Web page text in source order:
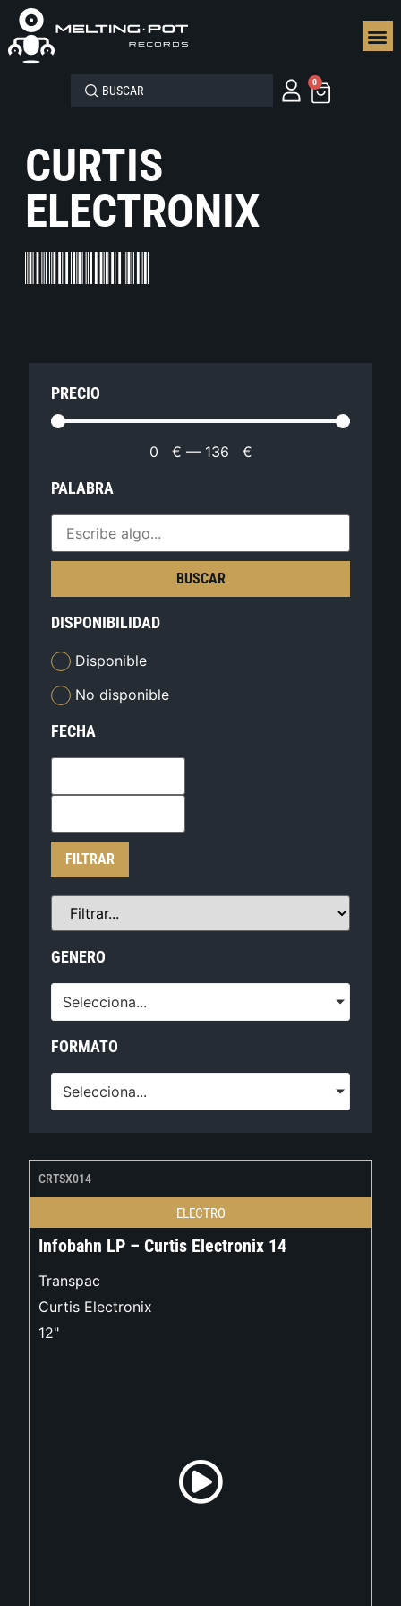
0
CURTIS
ELECTRONIX
PRECIO
0 € — 136 €
PALABRA
BUSCAR
DISPONIBILIDAD
Disponible
No disponible
FECHA
FILTRAR
GENERO
Selecciona...
FORMATO
Selecciona...
CRTSX014
ELECTRO
Infobahn LP – Curtis Electronix 14
Transpac
Curtis Electronix
12"